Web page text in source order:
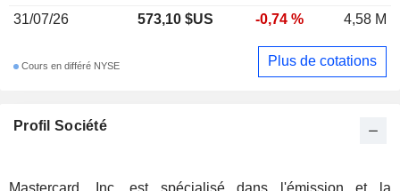
Profil Société
Mastercard, Inc. est spécialisé dans l'émission et la
31/07/26
573,10 $US -0,74 % 4,58 M
Cours en différé NYSE Plus de cotations